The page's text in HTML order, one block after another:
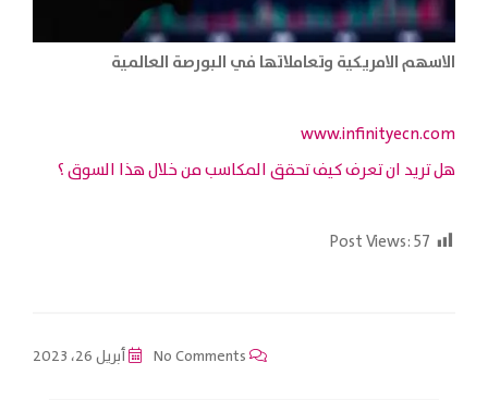
الاسهم الامريكية وتعاملاتها في البورصة العالمية
www.infinityecn.com
هل تريد ان تعرف كيف تحقق المكاسب من خلال هذا السوق ؟
Post Views:57
أبريل 26، 2023